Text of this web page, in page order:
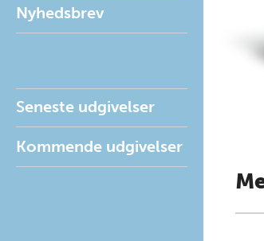
Nyhedsbrev
Seneste udgivelser
Kommende udgivelser